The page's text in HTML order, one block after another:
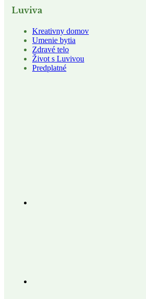
Luviva
Kreativny domov
Umenie bytia
Zdravé telo
Život s Luvivou
Predplatné